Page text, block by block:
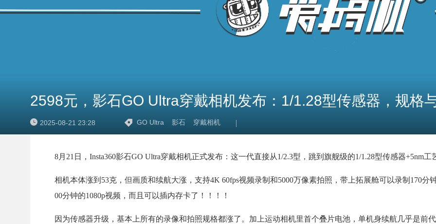
2598元，影石GO Ultra穿戴相机发布：1/1.28型传感器，规格
2025-08-21 23:28 GO Ultra 影石 穿戴相机
8月21日，Insta360影石GO Ultra穿戴相机正式发布：这一代直接从1/2.3型，跳到旗舰级的1/1.28型传感器+5nm工
相机本体涨到53克，但画质和续航大涨，支持4K 60fps视频录制和5000万像素拍照，带上拓展舱可以录制170分
00分钟的1080p视频，而且可以插内存卡了！！！！
因为传感器升级，基本上所有的录像和拍照规格都涨了。加上运动相机里首个叠片电池，单机身续航几乎是前